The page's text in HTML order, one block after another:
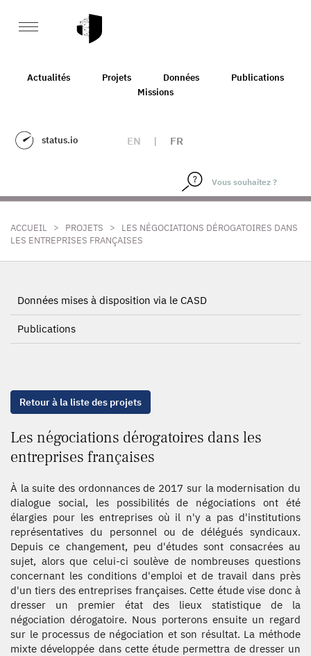
Actualités Projets Données
Publications
Missions
status.io EN | FR
ACCUEIL > PROJETS >
LES NÉGOCIATIONS DÉROGATOIRES DANS
LES ENTREPRISES FRANÇAISES
Données mises à disposition via le CASD
Publications
Retour à la liste des projets
Les négociations dérogatoires dans les
entreprises françaises
À la suite des ordonnances de 2017 sur la modernisation du
dialogue social, les possibilités de négociations ont été
élargies pour les entreprises où il n'y a pas d'institutions
représentatives du personnel ou de délégués syndicaux.
Depuis ce changement, peu d'études sont consacrées au
sujet, alors que celui-ci soulève de nombreuses questions
concernant les conditions d'emploi et de travail dans près
d'un tiers des entreprises françaises. Cette étude vise donc à
dresser un premier état des lieux statistique de la
négociation dérogatoire. Nous porterons ensuite un regard
sur le processus de négociation et son résultat. La méthode
mixte développée dans cette étude permettra de dresser un